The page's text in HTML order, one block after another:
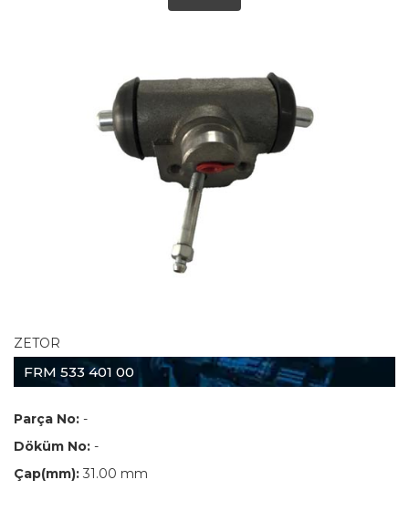
ZETOR
FRM 533 401 00
Parça No: -
Döküm No: -
Çap(mm): 31.00 mm